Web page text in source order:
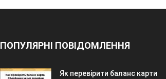
ПОПУЛЯРНІ ПОВІДОМЛЕННЯ
Як перевірити баланс карти